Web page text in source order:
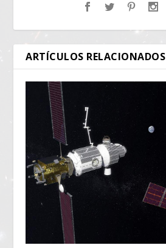
ARTÍCULOS RELACIONADOS